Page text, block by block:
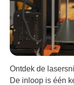
Ontdek de
De inloop is één